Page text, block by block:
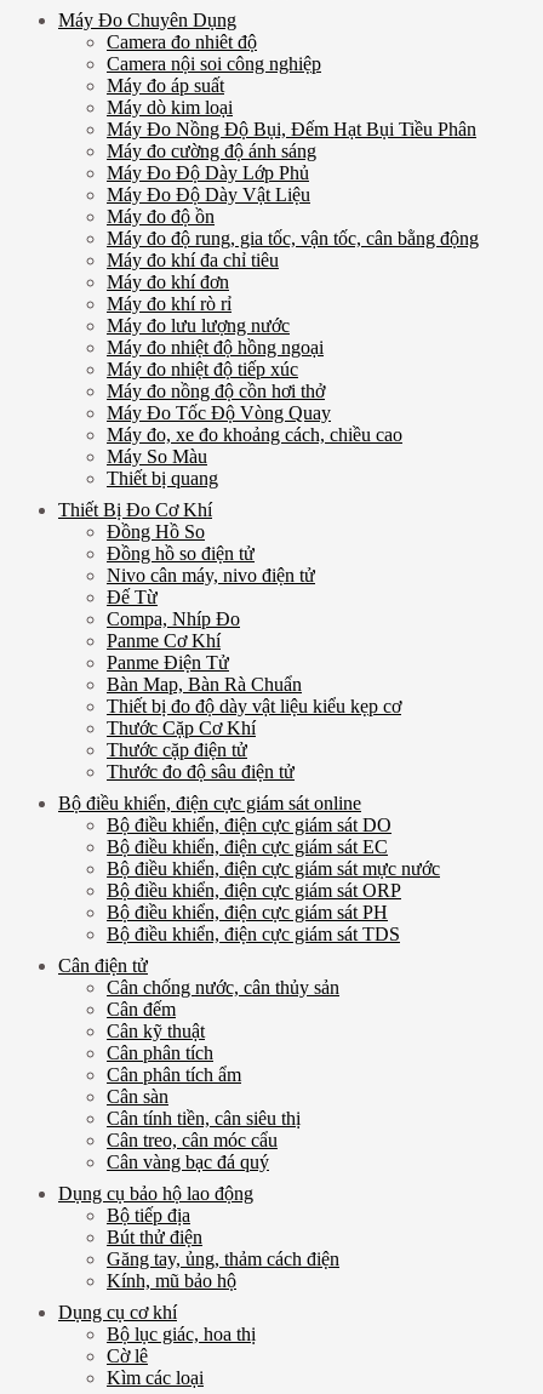
Máy Đo Chuyên Dụng
Camera đo nhiêt độ
Camera nội soi công nghiệp
Máy đo áp suất
Máy dò kim loại
Máy Đo Nồng Độ Bụi, Đếm Hạt Bụi Tiều Phân
Máy đo cường độ ánh sáng
Máy Đo Độ Dày Lớp Phủ
Máy Đo Độ Dày Vật Liệu
Máy đo độ ồn
Máy đo độ rung, gia tốc, vận tốc, cân bằng động
Máy đo khí đa chỉ tiêu
Máy đo khí đơn
Máy đo khí rò rỉ
Máy đo lưu lượng nước
Máy đo nhiệt độ hồng ngoại
Máy đo nhiệt độ tiếp xúc
Máy đo nồng độ cồn hơi thở
Máy Đo Tốc Độ Vòng Quay
Máy đo, xe đo khoảng cách, chiều cao
Máy So Màu
Thiết bị quang
Thiết Bị Đo Cơ Khí
Đồng Hồ So
Đồng hồ so điện tử
Nivo cân máy, nivo điện tử
Đế Từ
Compa, Nhíp Đo
Panme Cơ Khí
Panme Điện Tử
Bàn Map, Bàn Rà Chuẩn
Thiết bị đo độ dày vật liệu kiểu kẹp cơ
Thước Cặp Cơ Khí
Thước cặp điện tử
Thước đo độ sâu điện tử
Bộ điều khiển, điện cực giám sát online
Bộ điều khiển, điện cực giám sát DO
Bộ điều khiển, điện cực giám sát EC
Bộ điều khiển, điện cực giám sát mực nước
Bộ điều khiển, điện cực giám sát ORP
Bộ điều khiển, điện cực giám sát PH
Bộ điều khiển, điện cực giám sát TDS
Cân điện tử
Cân chống nước, cân thủy sản
Cân đếm
Cân kỹ thuật
Cân phân tích
Cân phân tích ẩm
Cân sàn
Cân tính tiền, cân siêu thị
Cân treo, cân móc cẩu
Cân vàng bạc đá quý
Dụng cụ bảo hộ lao động
Bộ tiếp địa
Bút thử điện
Găng tay, ủng, thảm cách điện
Kính, mũ bảo hộ
Dụng cụ cơ khí
Bộ lục giác, hoa thị
Cờ lê
Kìm các loại